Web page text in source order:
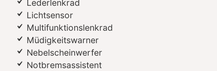
Lederlenkrad
Lichtsensor
Multifunktionslenkrad
Müdigkeitswarner
Nebelscheinwerfer
Notbremsassistent